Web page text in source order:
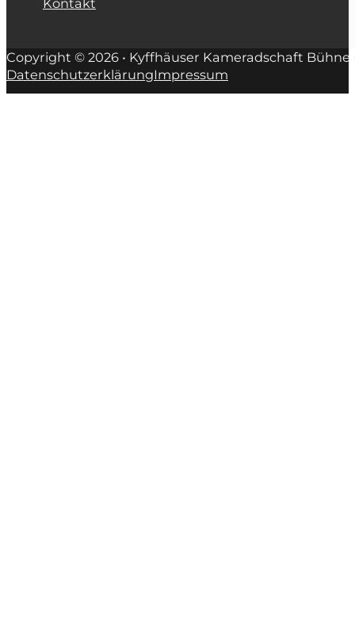
Copyright © 2026 • Kyffhäuser Kameradschaft Bühne
DatenschutzerklärungImpressum